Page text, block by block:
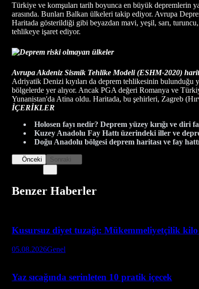
Türkiye ve komşuları tarih boyunca en büyük depremlerin
arasında. Bunları Balkan ülkeleri takip ediyor. Avrupa
Haritada gösterildiği gibi beyazdan mavi, yeşil, sarı,
tehlikeye işaret ediyor.
Avrupa Akdeniz Sismik Tehlike Modeli (ESHM-2020)
Adriyatik Denizi kıyıları da deprem tehlikesinin
bölgelerde yer alıyor. Ancak PGA değeri Romanya ve
Yunanistan'da Atina oldu. Haritada, bu şehirleri, Zagreb
İÇERİKLER
Holosen fayı nedir? Deprem yüzey kırığı ve diri
Kuzey Anadolu Fay Hattı üzerindeki iller ve
Doğu Anadolu bölgesi deprem haritası ve fay
Önceki Sonraki
Benzer Haberler
Kusursuz diyet tuzağı: Mükemmeliyetçilik
05.08.2026Genel
Yaz sıcağında serinleten 10 pratik içecek